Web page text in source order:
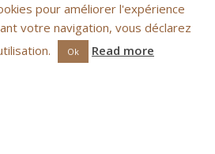
de la barque
la barque consumée, de
[…]
pour améliorer l'expérience
votre navigation, vous déclarez
Ok Read more